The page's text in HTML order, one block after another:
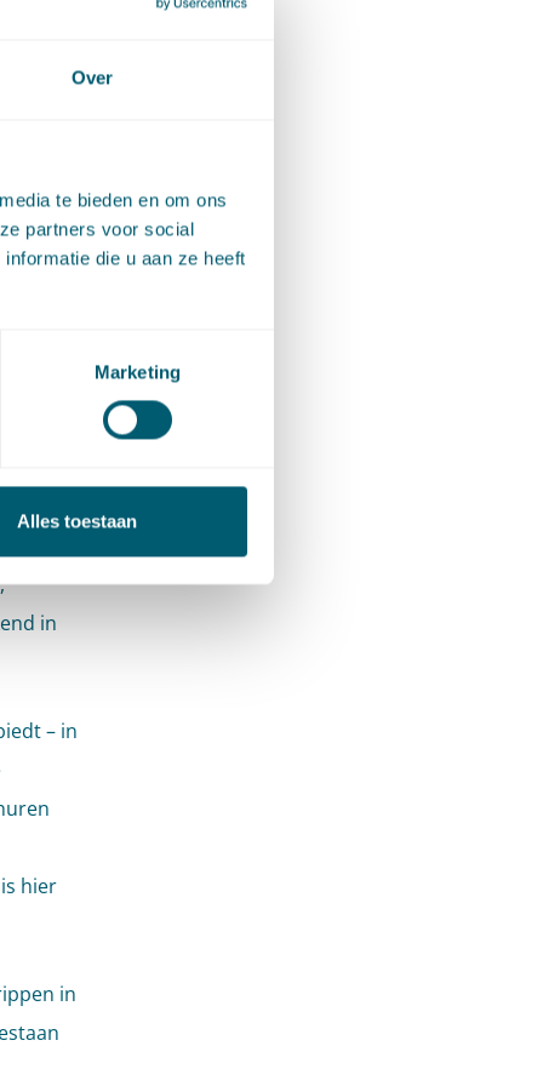
Over
te bieden en om ons
partners voor social
die u aan ze heeft
Marketing
Alles toestaan
Voor
in
– in
hier
in